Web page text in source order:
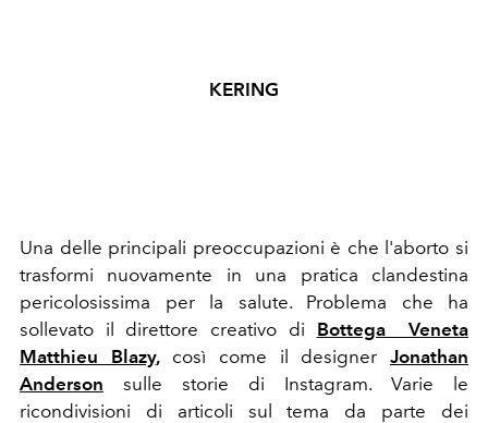
KERING
Una delle principali preoccupazioni è che l'aborto si
trasformi nuovamente in una pratica clandestina
pericolosissima per la salute. Problema che ha
sollevato il direttore creativo di Bottega Veneta
Matthieu Blazy,così come il designerJonathan
Anderson sulle storie di Instagram. Varie le
ricondivisioni di articoli sul tema da parte dei